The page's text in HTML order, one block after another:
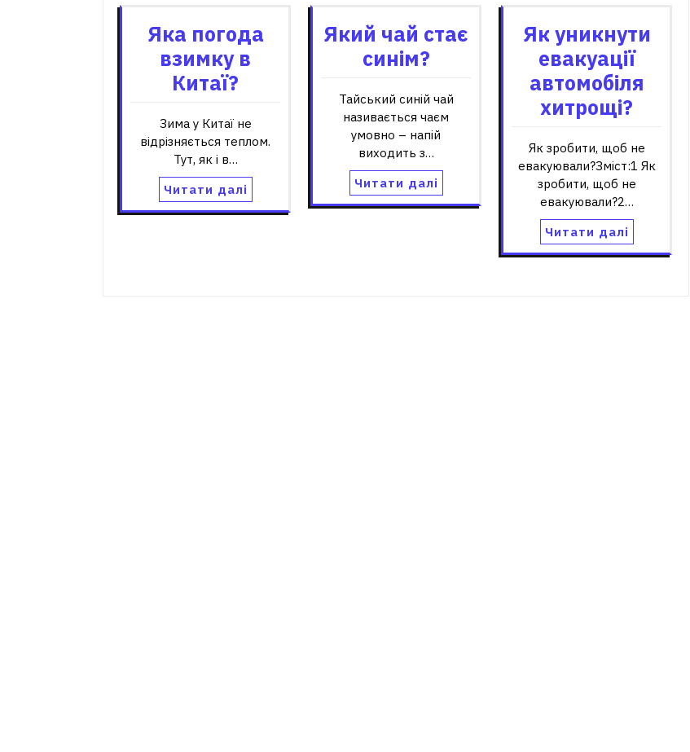
Яка погода
взимку в
Китаї?
Зима у Китаї не
відрізняється теплом.
Тут, як і в…
Читати далі
Який чай стає
синім?
Тайський синій чай
називається чаєм
умовно – напій
виходить з…
Читати далі
Як уникнути
евакуації
автомобіля
хитрощі?
Як зробити, щоб не
евакуювали?Зміст:1 Як
зробити, щоб не
евакуювали?2…
Читати далі